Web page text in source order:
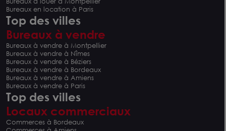
Bureaux en location à Paris
Top des villes
Bureaux à vendre
Bureaux à vendre à Montpellier
Bureaux à vendre à Nîmes
Bureaux à vendre à Béziers
Bureaux à vendre à Bordeaux
Bureaux à vendre à Amiens
Bureaux à vendre à Paris
Top des villes
Locaux commerciaux
Commerces à Bordeaux